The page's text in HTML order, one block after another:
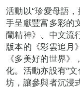
活動以“珍愛母語
手呈獻豐富多彩的
蘭精神》、中文流
版本的《彩雲追月
《多美好的世界
化。活動亦設有“
坊，讓參與者沉浸